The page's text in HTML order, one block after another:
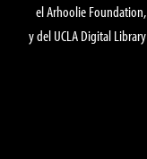
el Arhoolie Foundation,
y del UCLA Digital Library